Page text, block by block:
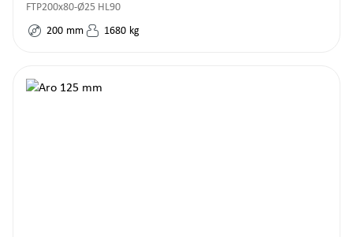
FTP200x80-Ø25 HL90
200 mm 1680 kg